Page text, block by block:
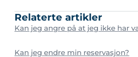
Relaterte artikler
Kan jeg angre på at jeg ikke har
Kan jeg endre min reservasjon?